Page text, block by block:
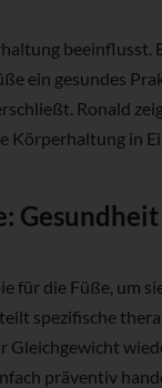
beeinflusst.
ein gesundes
Ronald
Körperhaltung in
für die Füße, um
spezifische
präventiv